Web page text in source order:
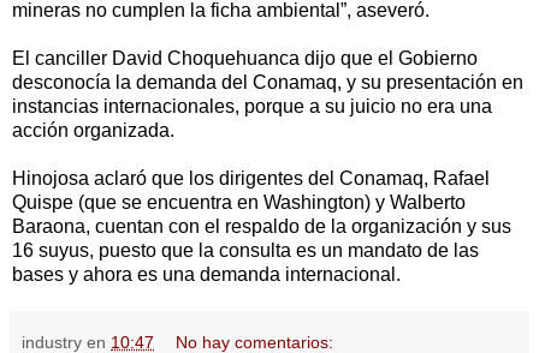
mineras no cumplen la ficha ambiental”, aseveró.
El canciller David Choquehuanca dijo que el Gobierno
desconocía la demanda del Conamaq, y su presentación en
instancias internacionales, porque a su juicio no era una
acción organizada.
Hinojosa aclaró que los dirigentes del Conamaq, Rafael
Quispe (que se encuentra en Washington) y Walberto
Baraona, cuentan con el respaldo de la organización y sus
16 suyus, puesto que la consulta es un mandato de las
bases y ahora es una demanda internacional.
industry en 10:47 No hay comentarios: